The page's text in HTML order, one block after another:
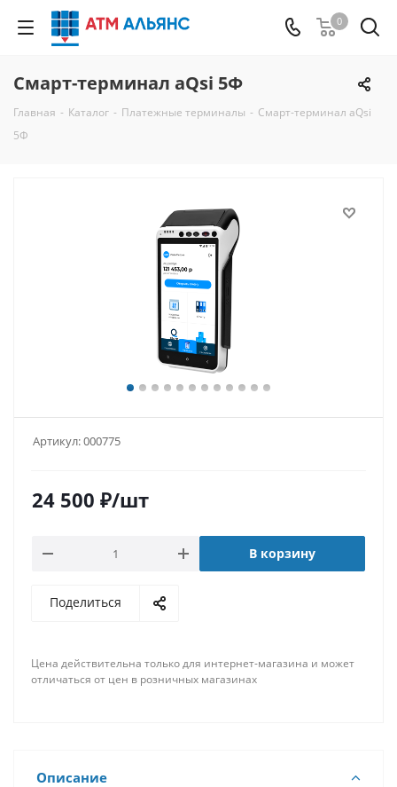
0
Смарт-терминал aQsi 5Ф
Главная - Каталог - Платежные терминалы - Смарт-терминал aQsi
5Ф
Артикул:000775
24 500 ₽/шт
В корзину
Поделиться
Цена действительна только для интернет-магазина и может
отличаться от цен в розничных магазинах
Описание